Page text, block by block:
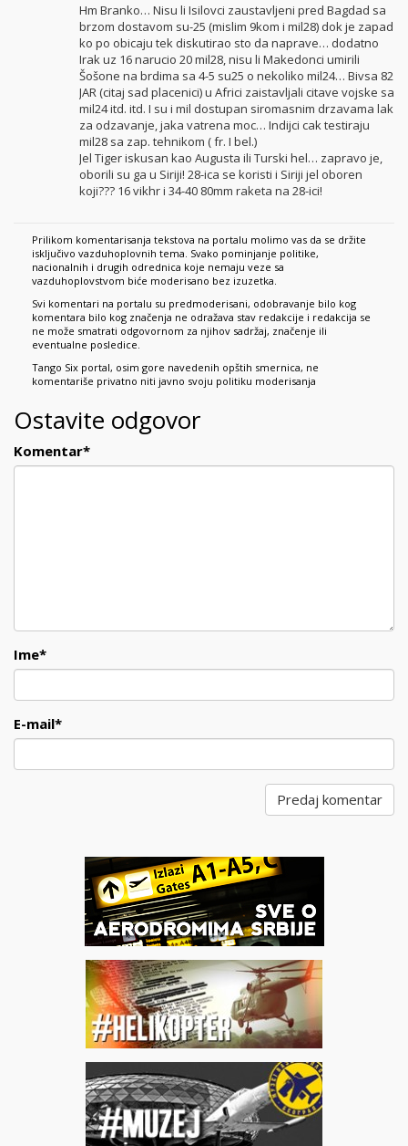
Hm Branko… Nisu li Isilovci zaustavljeni pred Bagdad sa
brzom dostavom su-25 (mislim 9kom i mil28) dok je zapad
ko po obicaju tek diskutirao sto da naprave… dodatno
Irak uz 16 narucio 20 mil28, nisu li Makedonci umirili
Šošone na brdima sa 4-5 su25 o nekoliko mil24… Bivsa 82
JAR (citaj sad placenici) u Africi zaistavljali citave vojske sa
mil24 itd. itd. I su i mil dostupan siromasnim drzavama lak
za odzavanje, jaka vatrena moc… Indijci cak testiraju
mil28 sa zap. tehnikom ( fr. I bel.)
Jel Tiger iskusan kao Augusta ili Turski hel… zapravo je,
oborili su ga u Siriji! 28-ica se koristi i Siriji jel oboren
koji??? 16 vikhr i 34-40 80mm raketa na 28-ici!
Prilikom komentarisanja tekstova na portalu molimo vas da se držite
isključivo vazduhoplovnih tema. Svako pominjanje politike,
nacionalnih i drugih odrednica koje nemaju veze sa
vazduhoplovstvom biće moderisano bez izuzetka.
Svi komentari na portalu su predmoderisani, odobravanje bilo kog
komentara bilo kog značenja ne odražava stav redakcije i redakcija se
ne može smatrati odgovornom za njihov sadržaj, značenje ili
eventualne posledice.
Tango Six portal, osim gore navedenih opštih smernica, ne
komentariše privatno niti javno svoju politiku moderisanja
Ostavite odgovor
Komentar*
Ime*
E-mail*